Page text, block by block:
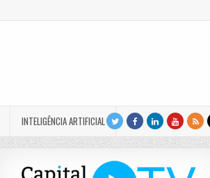
INTELIGÊNCIA ARTIFICIAL